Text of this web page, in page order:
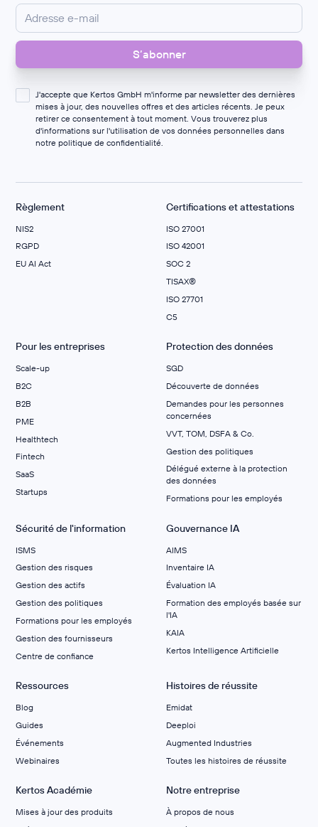
J'accepte que Kertos GmbH m'informe par newsletter des dernières
mises à jour, des nouvelles offres et des articles récents. Je peux
retirer ce consentement à tout moment. Vous trouverez plus
d'informations sur l'utilisation de vos données personnelles dans
notre politique de confidentialité
Règlement
NIS2
RGPD
EU AI Act
Certifications et attestations
ISO 27001
ISO 42001
SOC 2
TISAX®
ISO 27701
C5
Pour les entreprises
Scale-up
B2C
B2B
PME
Healthtech
Fintech
SaaS
Startups
Protection des données
SGD
Découverte de données
Demandes pour les personnes
concernées
VVT, TOM, DSFA & Co.
Gestion des politiques
Délégué externe à la protection
des données
Formations pour les employés
Sécurité de l'information
ISMS
Gestion des risques
Gestion des actifs
Gestion des politiques
Formations pour les employés
Gestion des fournisseurs
Centre de confiance
Gouvernance IA
AIMS
Inventaire IA
Évaluation IA
Formation des employés basée sur
l'IA
KAIA
Kertos Intelligence Artificielle
Ressources
Blog
Guides
Événements
Webinaires
Histoires de réussite
Emidat
Deeploi
Augmented Industries
Toutes les histoires de réussite
Kertos Académie
Mises à jour des produits
Notre entreprise
À propos de nous